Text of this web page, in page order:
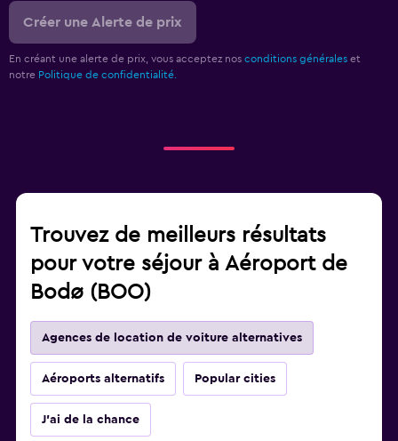
Créer une Alerte de prix
En créant une alerte de prix, vous acceptez nos conditions générales et
notre Politique de confidentialité.
Trouvez de meilleurs résultats
pour votre séjour à Aéroport de
Bodø (BOO)
Agences de location de voiture alternatives
Aéroports alternatifs Popular cities
J'ai de la chance